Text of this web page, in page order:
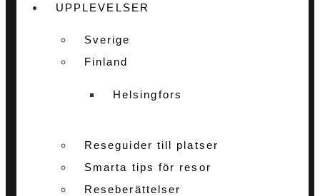
UPPLEVELSER
Sverige
Finland
Helsingfors
Reseguider till platser
Smarta tips för resor
Reseberättelser